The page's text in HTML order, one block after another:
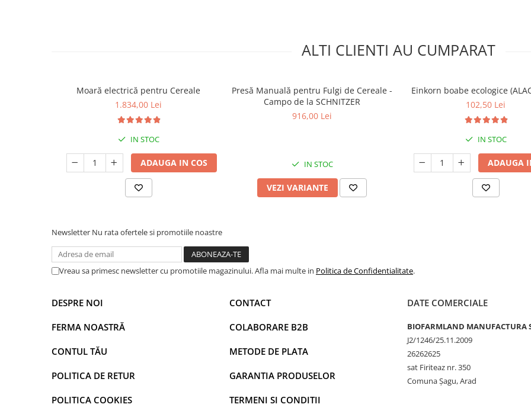
ALTI CLIENTI AU CUMPARAT
Moară electrică pentru Cereale
1.834,00 Lei
IN STOC
ADAUGA IN COS
Presă Manuală pentru Fulgi de Cereale -
Campo de la SCHNITZER
916,00 Lei
IN STOC
VEZI VARIANTE
Einkorn boabe ecologice
102,50 Lei
IN STOC
ADAUGA
Newsletter Nu rata ofertele si promotiile noastre
Vreau sa primesc newsletter cu promotiile magazinului. Afla mai multe in Politica de Confidentialitate.
DESPRE NOI
FERMA NOASTRĂ
CONTUL TĂU
POLITICA DE RETUR
POLITICA COOKIES
CONTACT
COLABORARE B2B
METODE DE PLATA
GARANTIA PRODUSELOR
TERMENI SI CONDITII
DATE COMERCIALE
BIOFARMLAND MANUFACTURA
J2/1246/25.11.2009
26262625
sat Firiteaz nr. 350
Comuna Șagu, Arad